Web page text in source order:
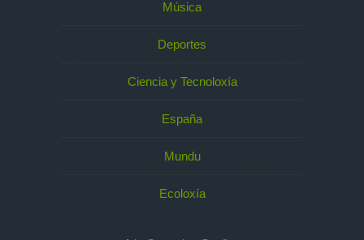
Música
Deportes
Ciencia y Tecnoloxía
España
Mundu
Ecoloxía